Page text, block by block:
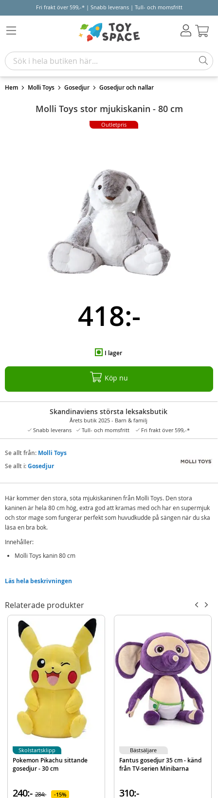
Fri frakt över 599,-* | Snabb leverans | Tull- och momsfritt
Hem Molli Toys Gosedjur Gosedjur och nallar
Molli Toys stor mjukiskanin - 80 cm
Outletpris
418:-
I lager
Köp nu
Skandinaviens största leksaksbutik
Årets butik 2025 - Barn & familj
Snabb leverans
Tull- och momsfritt Fri frakt över 599,-*
Se allt från: Molli Toys
Se allt i:Gosedjur
Här kommer den stora, söta mjukiskaninen från Molli Toys. Den stora
kaninen är hela 80 cm hög, extra god att kramas med och har en supermjuk
och stor mage som fungerar perfekt som huvudkudde på sängen när du ska
läsa en bra bok.
Innehåller:
Molli Toys kanin 80 cm
Kan tvättas i tvättmaskin på 30 grader.
information
Modell 5676
7340042356769
Varumärke Molli Toys
Läs hela beskrivningen
Relaterade produkter
Pokemon Pikachu sittande
gosedjur - 30 cm
240:- 284:- 15%
Skolstartsklipp
Fantus gosedjur 35 cm - känd
från TV-serien Minibarna
310:-
Bästsäljare